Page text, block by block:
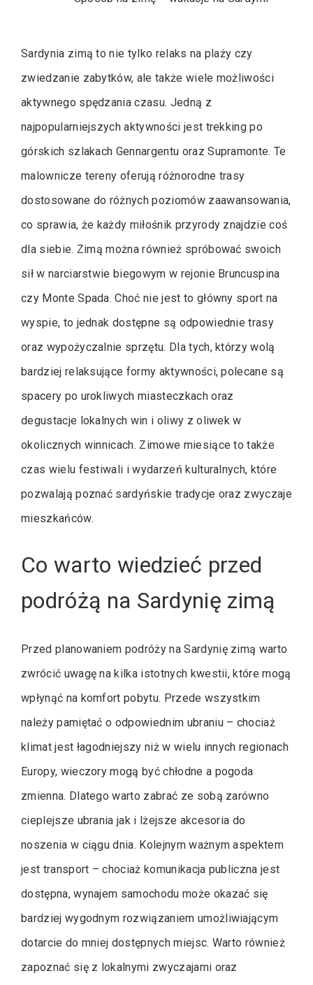
Sardynia zimą to nie tylko relaks na plaży czy
zwiedzanie zabytków, ale także wiele możliwości
aktywnego spędzania czasu. Jedną z
najpopularniejszych aktywności jest trekking po
górskich szlakach Gennargentu oraz Supramonte. Te
malownicze tereny oferują różnorodne trasy
dostosowane do różnych poziomów zaawansowania,
co sprawia, że każdy miłośnik przyrody znajdzie coś
dla siebie. Zimą można również spróbować swoich
sił w narciarstwie biegowym w rejonie Bruncuspina
czy Monte Spada. Choć nie jest to główny sport na
wyspie, to jednak dostępne są odpowiednie trasy
oraz wypożyczalnie sprzętu. Dla tych, którzy wolą
bardziej relaksujące formy aktywności, polecane są
spacery po urokliwych miasteczkach oraz
degustacje lokalnych win i oliwy z oliwek w
okolicznych winnicach. Zimowe miesiące to także
czas wielu festiwali i wydarzeń kulturalnych, które
pozwalają poznać sardyńskie tradycje oraz zwyczaje
mieszkańców.
Co warto wiedzieć przed
podróżą na Sardynię zimą
Przed planowaniem podróży na Sardynię zimą warto
zwrócić uwagę na kilka istotnych kwestii, które mogą
wpłynąć na komfort pobytu. Przede wszystkim
należy pamiętać o odpowiednim ubraniu – chociaż
klimat jest łagodniejszy niż w wielu innych regionach
Europy, wieczory mogą być chłodne a pogoda
zmienna. Dlatego warto zabrać ze sobą zarówno
cieplejsze ubrania jak i lżejsze akcesoria do
noszenia w ciągu dnia. Kolejnym ważnym aspektem
jest transport – chociaż komunikacja publiczna jest
dostępna, wynajem samochodu może okazać się
bardziej wygodnym rozwiązaniem umożliwiającym
dotarcie do mniej dostępnych miejsc. Warto również
zapoznać się z lokalnymi zwyczajami oraz